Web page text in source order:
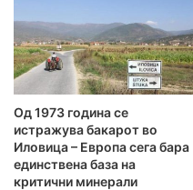
Од 1973 година се
истражува бакарот во
Иловица – Европа сега бара
единствена база на
критични минерали